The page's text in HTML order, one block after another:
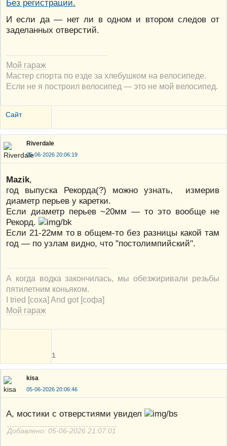
И если да — нет ли в одном и втором следов от
заделанных отверстий.
Мой гараж
Мастер спорта по езде за хлебушком на велосипеде.
Если не я построил велосипед — это не мой велосипед.
Сайт
Riverdale
05-06-2026 20:06:19
Mazik,
год выпуска Рекорда(?) можно узнать, измерив
диаметр перьев у каретки.
Если диаметр перьев ~20мм — то это вообще не
Рекорд.
Если 21-22мм то в общем-то без разницы какой там
год — по узлам видно, что "постолимпийский".
А когда водка закончилась, мы обезжиривали резьбы
пятилетним коньяком.
I tried [соха] And got [софа]
Мой гараж
1
kisa
05-06-2026 20:06:46
А, мостики с отверстиями увидел
Добавлено: 05-06-2026 21:07:01